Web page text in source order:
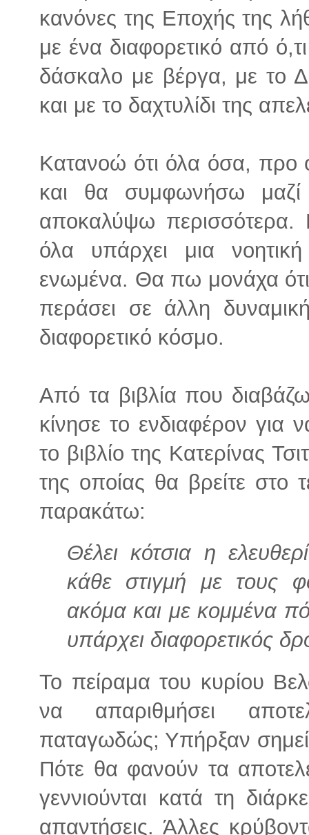
κανόνες της Εποχής της
με ένα διαφορετικό από
δάσκαλο με βέργα, με το
και με το δαχτυλίδι της
Κατανοώ ότι όλα όσα, προ
και θα συμφωνήσω
αποκαλύψω περισσότερα.
όλα υπάρχει μια
ενωμένα. Θα πω μονάχα
περάσει σε άλλη
διαφορετικό κόσμο.
Από τα βιβλία που
κίνησε το ενδιαφέρον
το βιβλίο της Κατερίνας
της οποίας θα βρείτε στο
παρακάτω:
Θέλει κότσια η
κάθε στιγμή με τους
ακόμα και με κομμένα
υπάρχει διαφορετικός
Το πείραμα του κυρίου
να απαριθμήσει
παταγωδώς; Υπήρξαν
Πότε θα φανούν τα
γεννιούνται κατά τη
απαντήσεις. Άλλες